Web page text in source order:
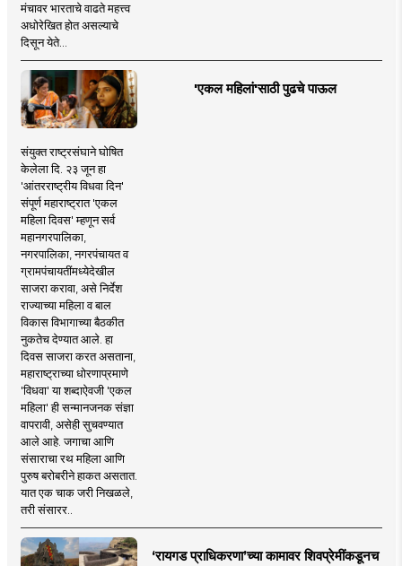
मंचावर भारताचे वाढते महत्त्व
अधोरेखित होत असल्याचे
दिसून येते...
'एकल महिलां'साठी पुढचे पाऊल
संयुक्त राष्ट्रसंघाने घोषित
केलेला दि. २३ जून हा
'आंतरराष्ट्रीय विधवा दिन'
संपूर्ण महाराष्ट्रात 'एकल
महिला दिवस' म्हणून सर्व
महानगरपालिका,
नगरपालिका, नगरपंचायत व
ग्रामपंचायतींमध्येदेखील
साजरा करावा, असे निर्देश
राज्याच्या महिला व बाल
विकास विभागाच्या बैठकीत
नुकतेच देण्यात आले. हा
दिवस साजरा करत असताना,
महाराष्ट्राच्या धोरणाप्रमाणे
'विधवा' या शब्दाऐवजी 'एकल
महिला' ही सन्मानजनक संज्ञा
वापरावी, असेही सुचवण्यात
आले आहे. जगाचा आणि
संसाराचा रथ महिला आणि
पुरुष बरोबरीने हाकत असतात.
यात एक चाक जरी निखळले,
तरी संसारर..
‘रायगड प्राधिकरणा’च्या कामावर शिवप्रेमींकडूनच